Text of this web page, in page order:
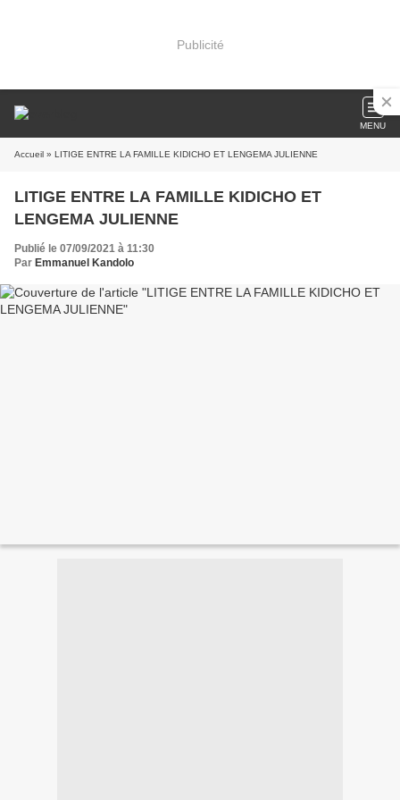
Publicité
MENU
Accueil » LITIGE ENTRE LA FAMILLE KIDICHO ET LENGEMA JULIENNE
LITIGE ENTRE LA FAMILLE KIDICHO ET
LENGEMA JULIENNE
Publié le 07/09/2021 à 11:30
Par Emmanuel Kandolo